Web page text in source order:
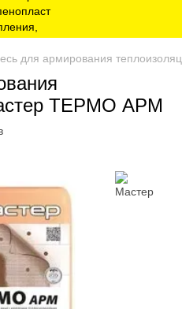
для армирования
ТЕРМО АРМ